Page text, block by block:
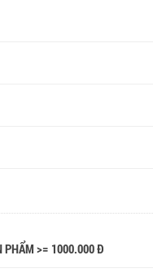
PHẨM >= 1000.000 Đ